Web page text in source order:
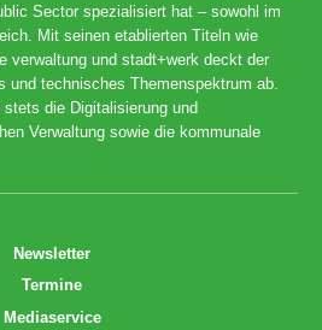
Sector spezialisiert hat – sowohl im
Mit seinen etablierten Titeln wie
verwaltung und stadt+werk deckt der
und technisches Themenspektrum ab.
die Digitalisierung und
Verwaltung sowie die kommunale
Newsletter
Termine
Mediaservice